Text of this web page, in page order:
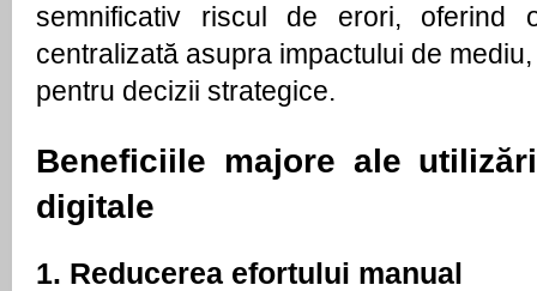
semnificativ riscul de erori, oferind
centralizată asupra impactului de
pentru decizii strategice.
Beneficiile majore ale
digitale
1. Reducerea efortului manual